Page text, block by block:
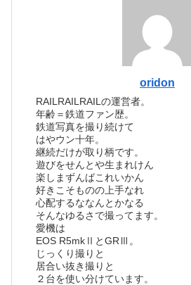
oridon
RAILRAILRAILの運営者。
年齢＝鉄道ファン歴。
鉄道写真を撮り続けて
はやウン十年。
継続だけが取り柄です。
遊びをせんとや生まれけん
楽しまずんばこれいかん
好きこそものの上手なれ
心配するななんとかなる
そんなゆるさで撮ってます。
愛機は
EOS R5mkⅡとGRⅢ。
じっくり撮りと
居合い抜き撮りと
２台を使い分けています。